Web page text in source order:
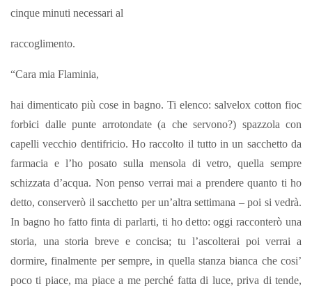
cinque minuti necessari al
raccoglimento.
“Cara mia Flaminia,
hai dimenticato più cose in bagno. Ti elenco: salvelox cotton fioc
forbici dalle punte arrotondate (a che servono?) spazzola con
capelli vecchio dentifricio. Ho raccolto il tutto in un sacchetto da
farmacia e l’ho posato sulla mensola di vetro, quella sempre
schizzata d’acqua. Non penso verrai mai a prendere quanto ti ho
detto, conserverò il sacchetto per un’altra settimana – poi si vedrà.
In bagno ho fatto finta di parlarti, ti ho detto: oggi racconterò una
storia, una storia breve e concisa; tu l’ascolterai poi verrai a
dormire, finalmente per sempre, in quella stanza bianca che cosi’
poco ti piace, ma piace a me perché fatta di luce, priva di tende,